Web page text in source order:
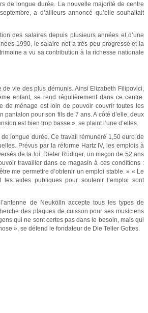
de longue durée. La nouvelle majorité de centre
a d’ailleurs annoncé qu’elle souhaitait
des salaires depuis plusieurs années et d’une
1990, le salaire net a très peu progressé et la
a vu sa contribution à la richesse nationale
vie des plus démunis. Ainsi Elizabeth Filipovici,
enfant, se rend régulièrement dans ce centre.
de ménage est loin de pouvoir couvrir toutes les
pour son fils de 7 ans. A côté d’elle, deux
est bien trop basse », se plaint l’une d’elles.
longue durée. Ce travail rémunéré 1,50 euro de
Prévus par la réforme Hartz IV, les emplois à
de la loi. Dieter Rüdiger, un maçon de 52 ans
travailler dans ce magasin à ces conditions :
me permettre d’obtenir un emploi stable. » « Le
aides publiques pour soutenir l’emploi sont
de Neukölln accepte tous les types de
des plaques de cuisson pour ses musiciens
qui ne sont certes pas dans le besoin, mais qui
», se défend le fondateur de Die Teller Gottes.